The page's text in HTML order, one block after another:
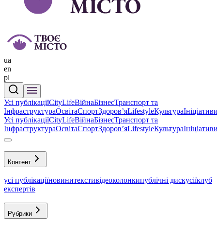
ua
en
pl
Усі публікаціїCityLifeВійнаБізнесТранспорт та
ІнфраструктураОсвітаСпортЗдоровʼяLifestyleКультура
Усі публікаціїCityLifeВійнаБізнесТранспорт та
ІнфраструктураОсвітаСпортЗдоровʼяLifestyleКультура
Контент
усі публікаціїновинитекстивідеоколонкипублічні дискусіїклуб
експертів
Рубрики